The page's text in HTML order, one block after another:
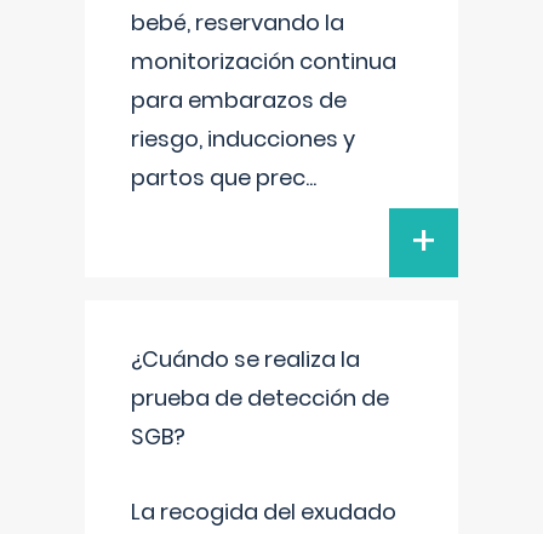
bebé, reservando la
monitorización continua
para embarazos de
riesgo, inducciones y
partos que prec...
+
¿Cuándo se realiza la
prueba de detección de
SGB?
La recogida del exudado